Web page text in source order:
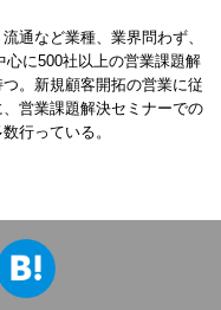
通など業種、業界問わず、
心に500社以上の営業課題解
。新規顧客開拓の営業に従
営業課題解決セミナーでの
行っている。